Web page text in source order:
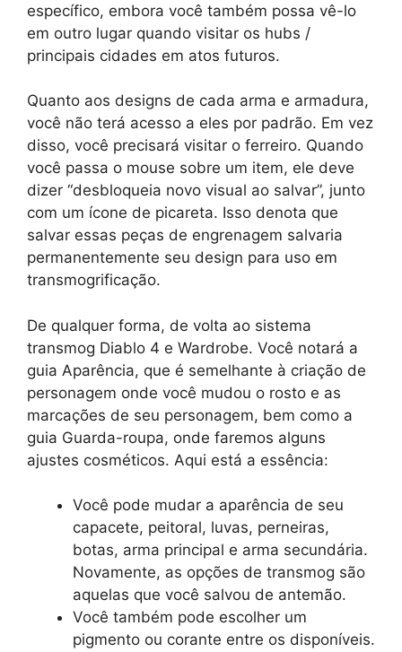
específico, embora você também possa vê-lo
em outro lugar quando visitar os hubs /
principais cidades em atos futuros.
Quanto aos designs de cada arma e armadura,
você não terá acesso a eles por padrão. Em vez
disso, você precisará visitar o ferreiro. Quando
você passa o mouse sobre um item, ele deve
dizer “desbloqueia novo visual ao salvar”, junto
com um ícone de picareta. Isso denota que
salvar essas peças de engrenagem salvaria
permanentemente seu design para uso em
transmogrificação.
De qualquer forma, de volta ao sistema
transmog Diablo 4 e Wardrobe. Você notará a
guia Aparência, que é semelhante à criação de
personagem onde você mudou o rosto e as
marcações de seu personagem, bem como a
guia Guarda-roupa, onde faremos alguns
ajustes cosméticos. Aqui está a essência:
Você pode mudar a aparência de seu
capacete, peitoral, luvas, perneiras,
botas, arma principal e arma secundária.
Novamente, as opções de transmog são
aquelas que você salvou de antemão.
Você também pode escolher um
pigmento ou corante entre os disponíveis.